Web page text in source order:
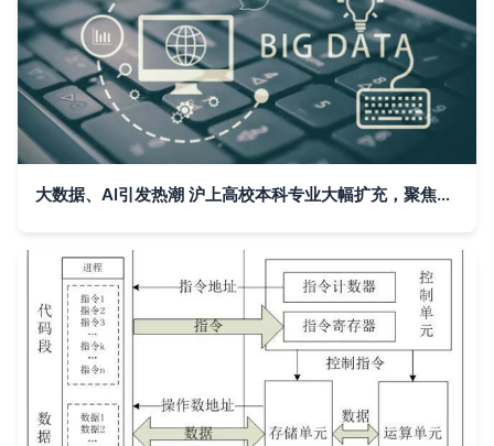
大数据、AI引发热潮 沪上高校本科专业大幅扩充，聚焦数据科学与分析